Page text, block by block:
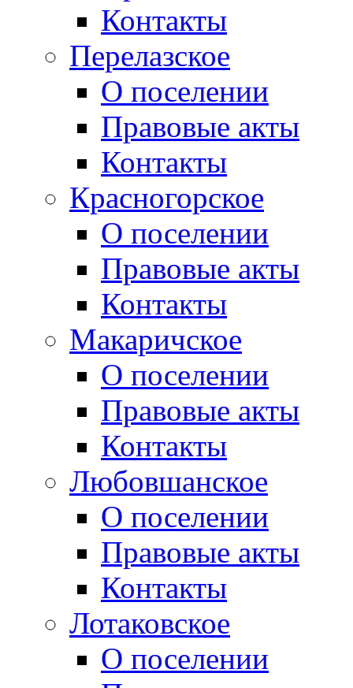
Контакты
Перелазское
О поселении
Правовые акты
Контакты
Красногорское
О поселении
Правовые акты
Контакты
Макаричское
О поселении
Правовые акты
Контакты
Любовшанское
О поселении
Правовые акты
Контакты
Лотаковское
О поселении